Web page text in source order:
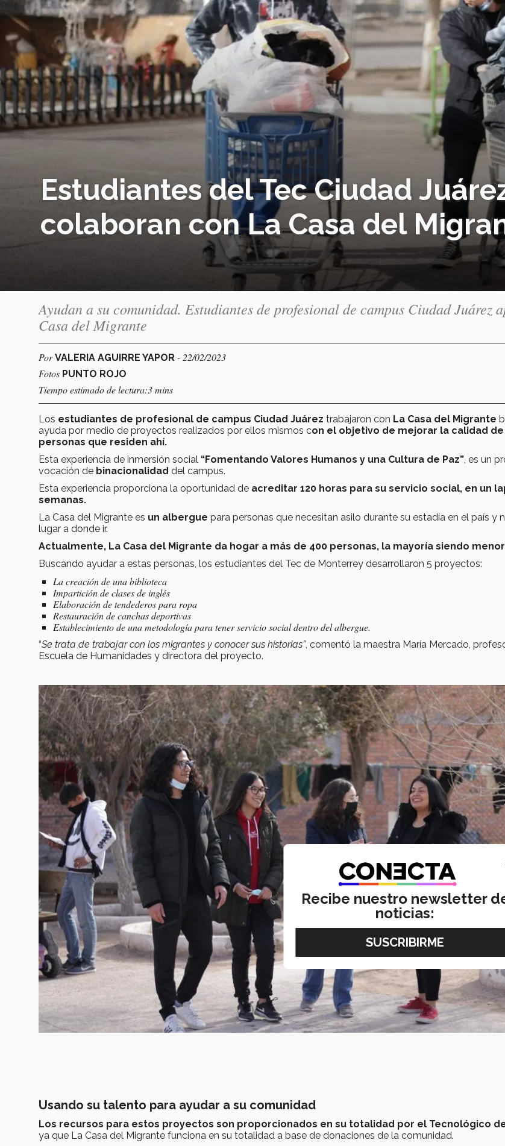
Estudiantes del Tec Ciudad
colaboran con La Casa del
Ayudan a su comunidad. Estudiantes de profesional de campus Ciudad Juárez
Casa del Migrante
PorVALERIA AGUIRRE YAPOR - 22/02/2023
Fotos PUNTO ROJO
Tiempo estimado de lectura:3 mins
Los estudiantes de profesional de campus Ciudad Juárez trabajaron con La Casa del Migrante
ayuda por medio de proyectos realizados por ellos mismos con el objetivo de mejorar la calidad de
personas que residen ahí.
Esta experiencia de inmersión social “Fomentando Valores Humanos y una Cultura de Paz” , es un
vocación de binacionalidad del campus.
Esta experiencia proporciona la oportunidad de acreditar 120 horas para su servicio social, en un
semanas.
La Casa del Migrante es un albergue para personas que necesitan asilo durante su estadía en el país y
lugar a donde ir.
Actualmente, La Casa del Migrante da hogar a más de 400 personas, la mayoría siendo
Buscando ayudar a estas personas, los estudiantes del Tec de Monterrey desarrollaron 5 proyectos:
La creación de una biblioteca
Impartición de clases de inglés
Elaboración de tendederos para ropa
Restauración de canchas deportivas
Establecimiento de una metodología para tener servicio social dentro del albergue.
“Se trata de trabajar con los migrantes y conocer sus historias”, comentó la maestra María Mercado,
Escuela de Humanidades y directora del proyecto.
Usando su talento para ayudar a su comunidad
Los recursos para estos proyectos son proporcionados en su totalidad por el Tecnológico
ya que La Casa del Migrante funciona en su totalidad a base de donaciones de la comunidad.
Recibe nuestro newsletter
noticias: